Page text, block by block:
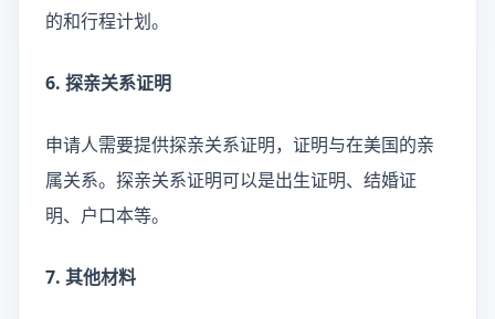
的和行程计划。
6. 探亲关系证明
申请人需要提供探亲关系证明，证明与在美国的亲
属关系。探亲关系证明可以是出生证明、结婚证
明、户口本等。
7. 其他材料